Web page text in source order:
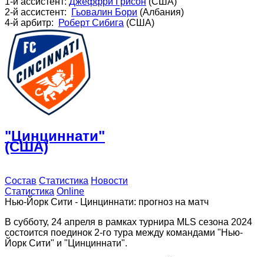
2-й ассистент:
Гьовалин Бори (Албания)
4-й арбитр:
Роберт Сибига (США)
"Цинциннати"
(США)
Состав Статистика Новости
Статистика Online
Нью-Йорк Сити - Цинциннати: прогноз на матч
В субботу, 24 апреля в рамках турнира MLS сезона 2024
состоится поединок 2-го тура между командами "Нью-
Йорк Сити" и "Цинциннати".